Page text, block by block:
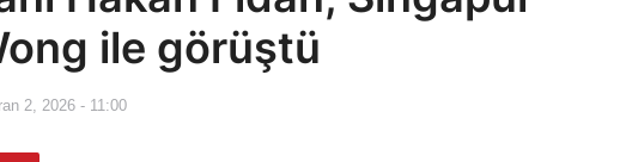
ile görüştü
2, 2026 - 11:00